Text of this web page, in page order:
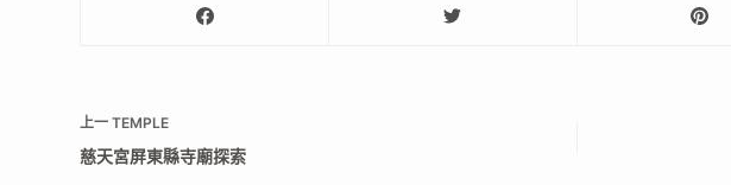
上一TEMPLE
慈天宮屏東縣寺廟探索